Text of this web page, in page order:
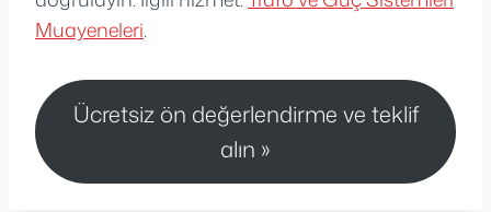
Muayeneleri.
Ücretsiz ön değerlendirme ve teklif
alın »